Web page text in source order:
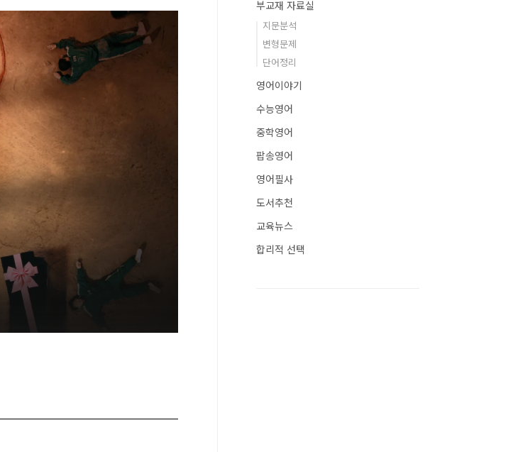
부교재 자료실
지문분석
변형문제
단어정리
영어이야기
수능영어
중학영어
팝송영어
영어필사
도서추천
교육뉴스
합리적 선택